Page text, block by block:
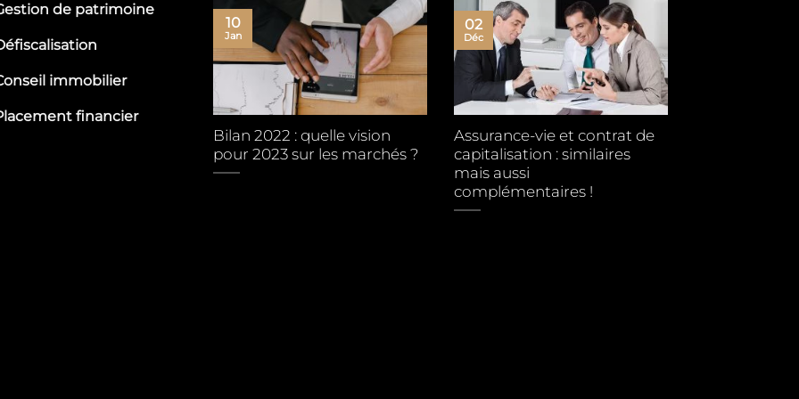
de patrimoine
immobilier
financier
Bilan 2022 : quelle vision
pour 2023 sur les marchés ?
10
Jan
Assurance-vie et contrat de
capitalisation : similaires
mais aussi
complémentaires !
02
Déc